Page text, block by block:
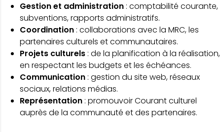
Gestion et administration : comptabilité courante,
subventions, rapports administratifs.
Coordination : collaborations avec la MRC, les
partenaires culturels et communautaires.
Projets culturels : de la planification à la réalisation,
en respectant les budgets et les échéances.
Communication : gestion du site web, réseaux
sociaux, relations médias.
Représentation : promouvoir Courant culturel
auprès de la communauté et des partenaires.